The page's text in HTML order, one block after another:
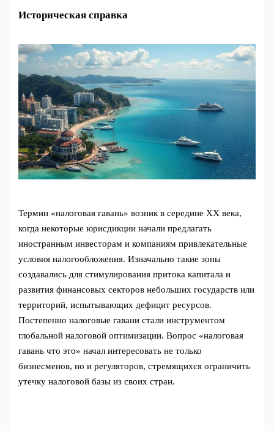
Историческая справка
Термин «налоговая гавань» возник в середине XX века,
когда некоторые юрисдикции начали предлагать
иностранным инвесторам и компаниям привлекательные
условия налогообложения. Изначально такие зоны
создавались для стимулирования притока капитала и
развития финансовых секторов небольших государств или
территорий, испытывающих дефицит ресурсов.
Постепенно налоговые гавани стали инструментом
глобальной налоговой оптимизации. Вопрос «налоговая
гавань что это» начал интересовать не только
бизнесменов, но и регуляторов, стремящихся ограничить
утечку налоговой базы из своих стран.